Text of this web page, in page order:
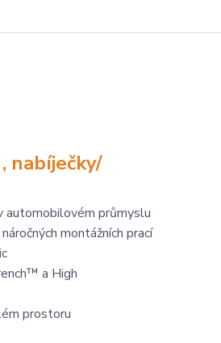
nabíječky/
automobilovém průmyslu
montážních prací
a High
prostoru